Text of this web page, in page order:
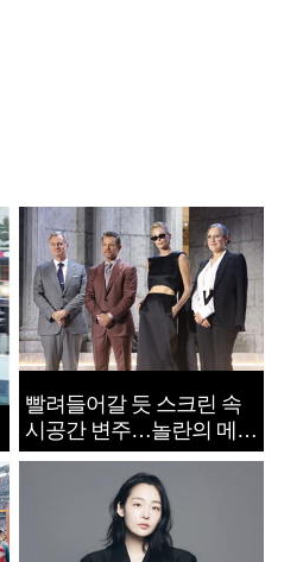
빨려들어갈 듯 스크린 속
시공간 변주…놀란의 메시
지는 ‘전쟁 속죄’